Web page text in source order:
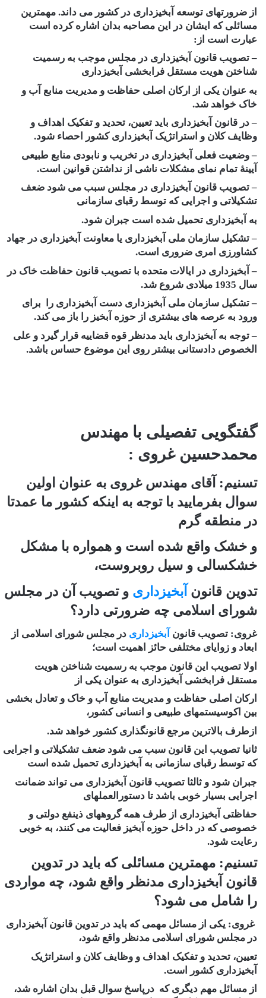
از ضرورتهای توسعه آبخیزداری در کشور می داند. مهمترین
مسائلی که ایشان در این مصاحبه بدان اشاره کرده است
عبارت است از:
– تصویب قانون آبخیزداری در مجلس موجب به رسمیت
شناختن هویت مستقل فرابخشی آبخیزداری
به عنوان یکی از ارکان اصلی حفاظت و مدیریت منابع آب و
خاک خواهد شد.
– در قانون آبخیزداری باید تعیین، تحدید و تفکیک اهداف و
وظایف کلان و استراتژیک آبخیزداری کشور احصاء شود.
– وضعیت فعلی آبخیزداری در تخریب و نابودی منابع طبیعی
آیینۀ تمام نمای مشکلات ناشی از نداشتن قوانین است.
– تصویب قانون آبخیزداری در مجلس سبب می شود ضعف
تشکیلاتی و اجرایی که توسط رقبای سازمانی
به آبخیزداری تحمیل شده است جبران شود.
– تشکیل سازمان ملی آبخیزداری یا معاونت آبخیزداری در جهاد
کشاورزی امری ضروری است.
– آبخیزداری در ایالات متحده با تصویب قانون حفاظت خاک در
سال 1935 میلادی شروع شد.
– تشکیل سازمان ملی آبخیزداری دست آبخیزداری را برای
ورود به عرصه های بیشتری از حوزه آبخیز را باز می کند.
– توجه به آبخیزداری باید مدنظر قوه قضاییه قرار گیرد و علی
الخصوص دادستانی بیشتر روی این موضوع حساس باشد.
گفتگویی تفصیلی با مهندس
محمدحسین غروی :
تسنیم: آقای مهندس غروی به عنوان اولین
سوال بفرمایید با توجه به اینکه کشور ما عمدتا
در منطقه گرم
و خشک واقع شده است و همواره با مشکل
خشکسالی و سیل روبروست،
تدوین قانون آبخیزداری و تصویب آن در مجلس
شورای اسلامی چه ضرورتی دارد؟
غروی: تصویب قانون آبخیزداری در مجلس شورای اسلامی از
ابعاد و زوایای مختلفی حائز اهمیت است؛
اولا تصویب این قانون موجب به رسمیت شناختن هویت
مستقل فرابخشی آبخیزداری به عنوان یکی از
ارکان اصلی حفاظت و مدیریت منابع آب و خاک و تعادل بخشی
بین اکوسیستمهای طبیعی و انسانی کشور،
ازطرف بالاترین مرجع قانونگذاری کشور خواهد شد.
ثانیا تصویب این قانون سبب می شود ضعف تشکیلاتی و اجرایی
که توسط رقبای سازمانی به آبخیزداری تحمیل شده است
جبران شود و ثالثا تصویب قانون آبخیزداری می تواند ضمانت
اجرایی بسیار خوبی باشد تا دستورالعملهای
حفاظتی آبخیزداری از طرف همه گروههای ذینفع دولتی و
خصوصی که در داخل حوزه آبخیز فعالیت می کنند، به خوبی
رعایت شود.
تسنیم: مهمترین مسائلی که باید در تدوین
قانون آبخیزداری مدنظر واقع شود، چه مواردی
را شامل می شود؟
غروی: یکی از مسائل مهمی که باید در تدوین قانون آبخیزداری
در مجلس شورای اسلامی مدنظر واقع شود،
تعیین، تحدید و تفکیک اهداف و وظایف کلان و استراتژیک
آبخیزداری کشور است.
از مسائل مهم دیگری که درپاسخ سوال قبل بدان اشاره شد،